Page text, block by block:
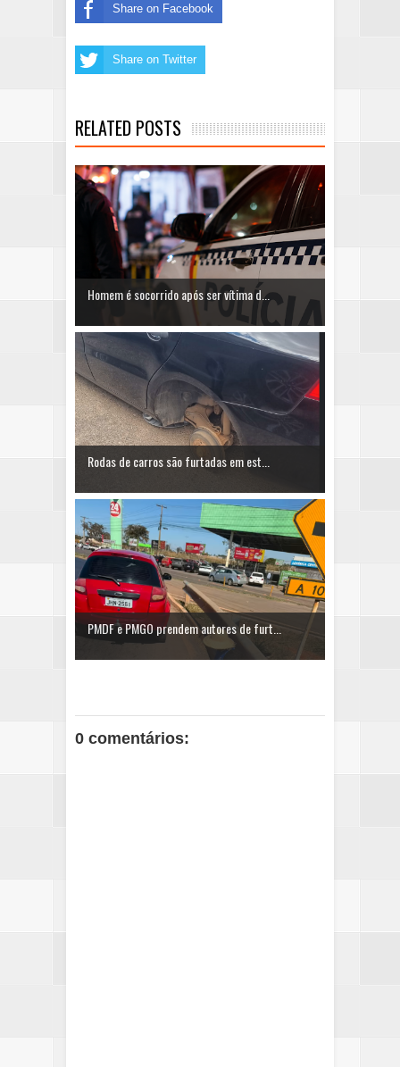
Share on Facebook
Share on Twitter
RELATED POSTS
Homem é socorrido após ser vítima d...
Rodas de carros são furtadas em est...
PMDF e PMGO prendem autores de furt...
0 comentários: